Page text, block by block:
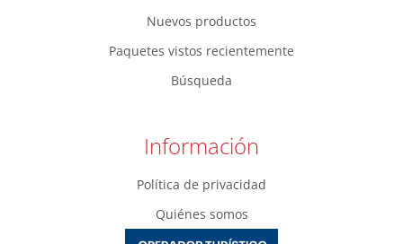
Nuevos productos
Paquetes vistos recientemente
Búsqueda
Información
Política de privacidad
Quiénes somos